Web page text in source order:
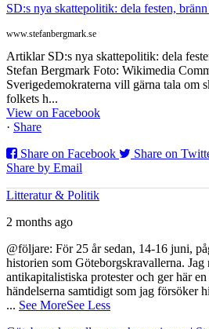
SD:s nya skattepolitik: dela festen,
www.stefanbergmark.se
Artiklar SD:s nya skattepolitik: dela
Stefan Bergmark Foto: Wikimedia
Sverigedemokraterna vill gärna tala om
folkets h...
View on Facebook
· Share
Share on Facebook
Share on
Share by Email
Litteratur & Politik
2 months ago
@följare: För 25 år sedan, 14-16 juni,
historien som Göteborgskravallerna. Jag
antikapitalistiska protester och ger här
händelserna samtidigt som jag försöker
... See MoreSee Less